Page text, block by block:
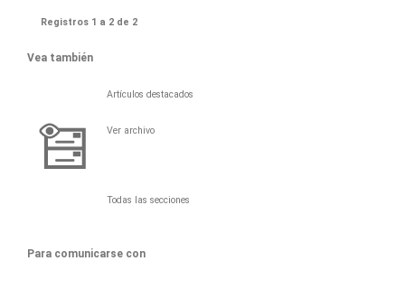
Registros 1 a 2 de 2
Vea también
Artículos destacados
Ver archivo
Todas las secciones
Para comunicarse con